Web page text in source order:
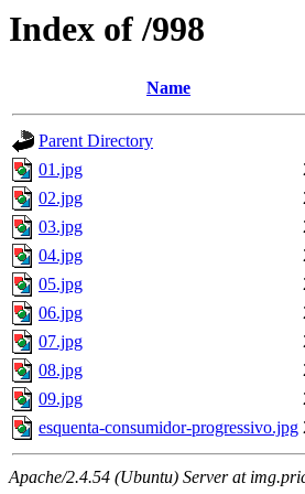
Index of /998
Name
Parent Directory
01.jpg
02.jpg
03.jpg
04.jpg
05.jpg
06.jpg
07.jpg
08.jpg
09.jpg
esquenta-consumidor-progressivo.jpg
Apache/2.4.54 (Ubuntu) Server at